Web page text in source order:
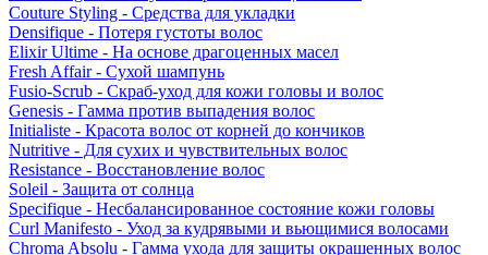
Couture Styling - Средства для укладки
Densifique - Потеря густоты волос
Elixir Ultime - На основе драгоценных масел
Fresh Affair - Сухой шампунь
Fusio-Scrub - Скраб-уход для кожи головы и волос
Genesis - Гамма против выпадения волос
Initialiste - Красота волос от корней до кончиков
Nutritive - Для сухих и чувствительных волос
Resistance - Восстановление волос
Soleil - Защита от солнца
Specifique - Несбалансированное состояние кожи головы
Curl Manifesto - Уход за кудрявыми и вьющимися волосами
Chroma Absolu - Гамма ухода для защиты окрашенных волос